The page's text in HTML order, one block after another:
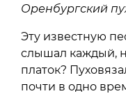
Оренбургский
Эту известную
слышал каждый,
платок?
почти в одно